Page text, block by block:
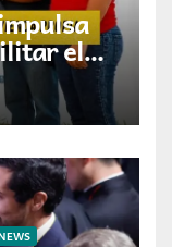
el
familias